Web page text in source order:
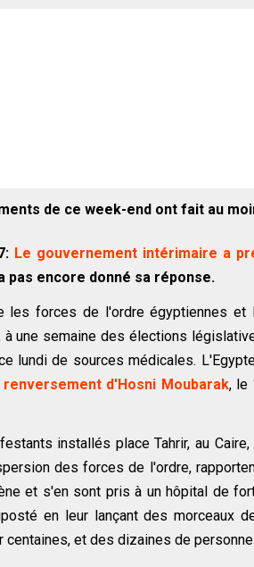
de ce week-end ont fait au
Le gouvernement intérimaire a
pas encore donné sa réponse.
les forces de l'ordre égyptiennes et
à une semaine des élections
lundi de sources médicales.
renversement d'Hosni Moubarak, le
installés place Tahrir, au
des forces de l'ordre,
et s'en sont pris à un hôpital de
en leur lançant des morceaux
et des dizaines de